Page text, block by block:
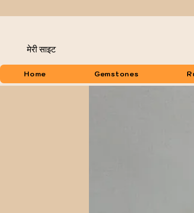
मेरी साइट
Home Gemstones